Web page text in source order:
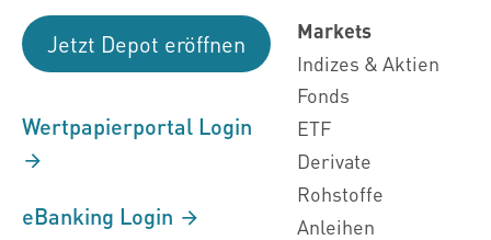
Jetzt Depot eröffnen
Wertpapierportal Login
eBanking Login
Markets
Indizes & Aktien
Fonds
ETF
Derivate
Rohstoffe
Anleihen